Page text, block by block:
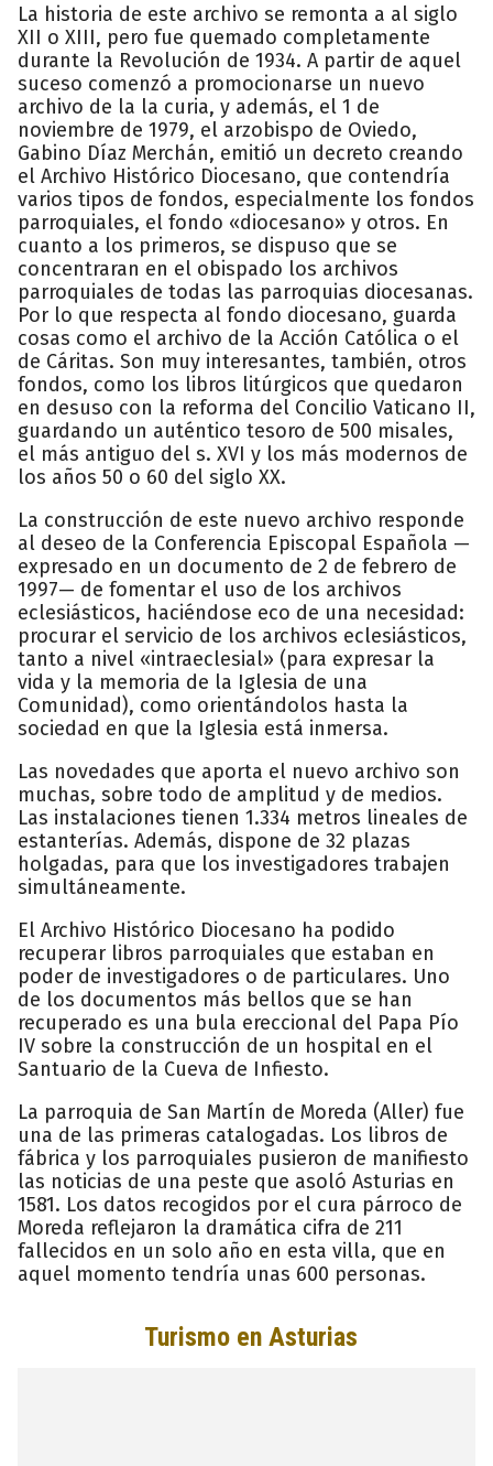
La historia de este archivo se remonta a al siglo
XII o XIII, pero fue quemado completamente
durante la Revolución de 1934. A partir de aquel
suceso comenzó a promocionarse un nuevo
archivo de la la curia, y además, el 1 de
noviembre de 1979, el arzobispo de Oviedo,
Gabino Díaz Merchán, emitió un decreto creando
el Archivo Histórico Diocesano, que contendría
varios tipos de fondos, especialmente los fondos
parroquiales, el fondo «diocesano» y otros. En
cuanto a los primeros, se dispuso que se
concentraran en el obispado los archivos
parroquiales de todas las parroquias diocesanas.
Por lo que respecta al fondo diocesano, guarda
cosas como el archivo de la Acción Católica o el
de Cáritas. Son muy interesantes, también, otros
fondos, como los libros litúrgicos que quedaron
en desuso con la reforma del Concilio Vaticano II,
guardando un auténtico tesoro de 500 misales,
el más antiguo del s. XVI y los más modernos de
los años 50 o 60 del siglo XX.
La construcción de este nuevo archivo responde
al deseo de la Conferencia Episcopal Española —
expresado en un documento de 2 de febrero de
1997— de fomentar el uso de los archivos
eclesiásticos, haciéndose eco de una necesidad:
procurar el servicio de los archivos eclesiásticos,
tanto a nivel «intraeclesial» (para expresar la
vida y la memoria de la Iglesia de una
Comunidad), como orientándolos hasta la
sociedad en que la Iglesia está inmersa.
Las novedades que aporta el nuevo archivo son
muchas, sobre todo de amplitud y de medios.
Las instalaciones tienen 1.334 metros lineales de
estanterías. Además, dispone de 32 plazas
holgadas, para que los investigadores trabajen
simultáneamente.
El Archivo Histórico Diocesano ha podido
recuperar libros parroquiales que estaban en
poder de investigadores o de particulares. Uno
de los documentos más bellos que se han
recuperado es una bula ereccional del Papa Pío
IV sobre la construcción de un hospital en el
Santuario de la Cueva de Infiesto.
La parroquia de San Martín de Moreda (Aller) fue
una de las primeras catalogadas. Los libros de
fábrica y los parroquiales pusieron de manifiesto
las noticias de una peste que asoló Asturias en
1581. Los datos recogidos por el cura párroco de
Moreda reflejaron la dramática cifra de 211
fallecidos en un solo año en esta villa, que en
aquel momento tendría unas 600 personas.